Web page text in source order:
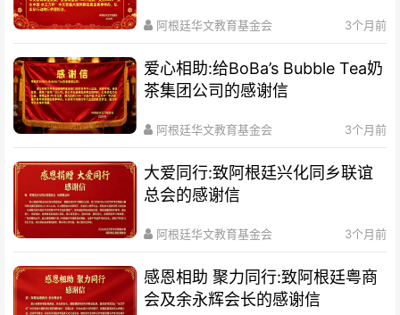
阿根廷华文教育基金会 3个月前
爱心相助:给BoBa’s Bubble Tea奶
茶集团公司的感谢信
阿根廷华文教育基金会 3个月前
大爱同行:致阿根廷兴化同乡联谊
总会的感谢信
阿根廷华文教育基金会 3个月前
感恩相助 聚力同行:致阿根廷粤商
会及余永辉会长的感谢信